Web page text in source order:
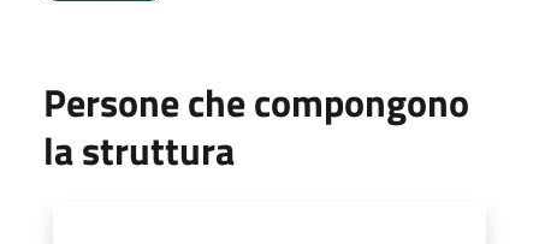
Persone che compongono
la struttura